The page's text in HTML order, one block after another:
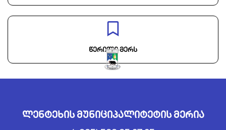
წერილი მერს
ლენტეხის მუნიციპალიტეტის მერია